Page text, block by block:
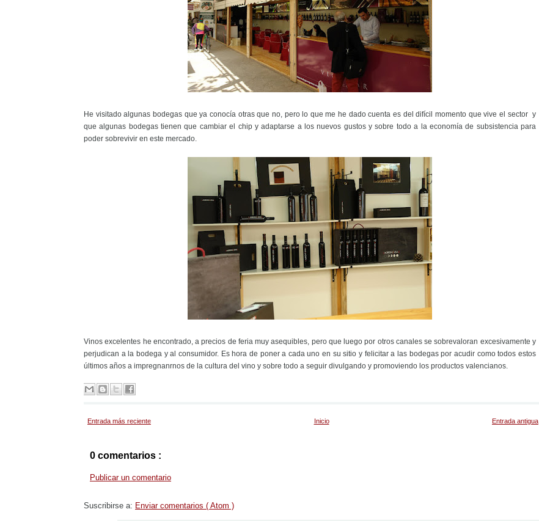
He visitado algunas bodegas que ya conocía otras que no, pero lo que me he dado cuenta es del difícil momento que vive el sector y
que algunas bodegas tienen que cambiar el chip y adaptarse a los nuevos gustos y sobre todo a la economía de subsistencia para
poder sobrevivir en este mercado.
Vinos excelentes he encontrado, a precios de feria muy asequibles, pero que luego por otros canales se sobrevaloran excesivamente y
perjudican a la bodega y al consumidor. Es hora de poner a cada uno en su sitio y felicitar a las bodegas por acudir como todos estos
últimos años a impregnanrnos de la cultura del vino y sobre todo a seguir divulgando y promoviendo los productos valencianos.
Entrada más reciente Entrada antigua
Inicio
0 comentarios :
Publicar un comentario
Suscribirse a: Enviar comentarios ( Atom )